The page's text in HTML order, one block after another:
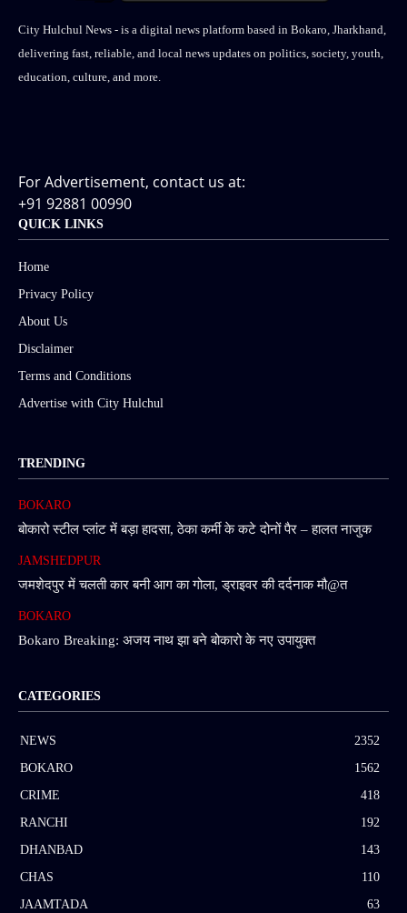
City Hulchul News - is a digital news platform based in Bokaro, Jharkhand,
delivering fast, reliable, and local news updates on politics, society, youth,
education, culture, and more.
For Advertisement, contact us at:
+91 92881 00990
QUICK LINKS
Home
Privacy Policy
About Us
Disclaimer
Terms and Conditions
Advertise with City Hulchul
TRENDING
BOKARO
बोकारो स्टील प्लांट में बड़ा हादसा, ठेका कर्मी के कटे दोनों पैर – हालत नाजुक
JAMSHEDPUR
जमशेदपुर में चलती कार बनी आग का गोला, ड्राइवर की दर्दनाक मौ@त
BOKARO
Bokaro Breaking: अजय नाथ झा बने बोकारो के नए उपायुक्त
CATEGORIES
NEWS
2352
BOKARO
1562
CRIME
418
RANCHI
192
DHANBAD
143
CHAS
110
JAAMTADA
63